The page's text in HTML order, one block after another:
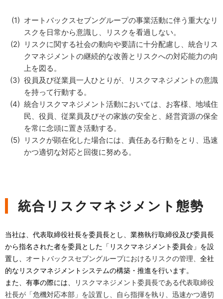
オートバックスセブングループの事業活動に伴う重大なリ
スクを日常から意識し、リスクを看過しない。
リスクに関する社会の動向や要請に十分配慮し、統合リス
クマネジメントの継続的な改善とリスクへの対応能力の向
上を図る。
役員及び従業員一人ひとりが、リスクマネジメントの意識
を持って行動する。
統合リスクマネジメント活動においては、お客様、地域住
民、役員、従業員及びその家族の安全と、経営資源の保全
を常に念頭に置き活動する。
リスクが顕在化した場合には、責任ある行動をとり、迅速
かつ適切な対応と回復に努める。
統合リスクマネジメント態勢
当社は、代表取締役社長を委員長とし、業務執行取締役及び委員長
から指名された者を委員とした「リスクマネジメント委員会」を設
置し、 オートバックスセブングループにおけるリスクの管理、 全社
的なリスクマネジメントシステムの構築・推進を行います。
また、有事の際には、
リスクマネジメント委員長である代表取締役
社長が「危機対応本部」を設置し、自ら指揮を執り、迅速かつ適切